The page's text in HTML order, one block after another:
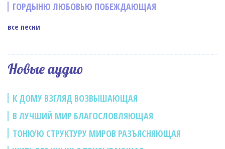
ГОРДЫНЮ ЛЮБОВЬЮ ПОБЕЖДАЮЩАЯ
все песни
Новые аудио
К ДОМУ ВЗГЛЯД ВОЗВЫШАЮЩАЯ
В ЛУЧШИЙ МИР БЛАГОСЛОВЛЯЮЩАЯ
ТОНКУЮ СТРУКТУРУ МИРОВ РАЗЪЯСНЯЮЩАЯ